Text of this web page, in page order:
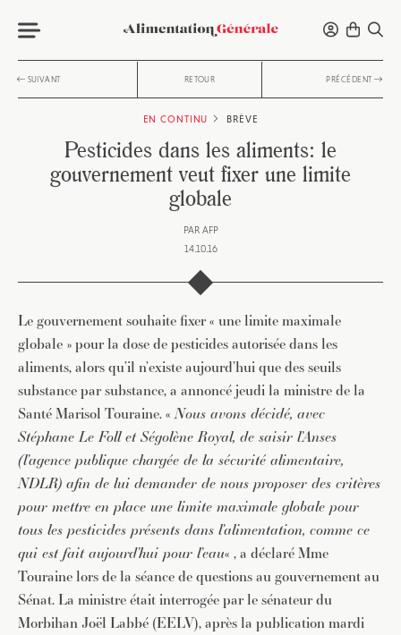
SUIVANT RETOUR PRÉCÉDENT
EN CONTINU BRÈVE
Pesticides dans les aliments: le
gouvernement veut fixer une limite
globale
PAR AFP
14.10.16
Le gouvernement souhaite fixer « une limite maximale
globale » pour la dose de pesticides autorisée dans les
aliments, alors qu’il n’existe aujourd’hui que des seuils
substance par substance, a annoncé jeudi la ministre de la
Santé Marisol Touraine. «Nous avons décidé, avec
Stéphane Le Foll et Ségolène Royal, de saisir l’Anses
(l’agence publique chargée de la sécurité alimentaire,
NDLR) afin de lui demander de nous proposer des critères
pour mettre en place une limite maximale globale pour
tous les pesticides présents dans l’alimentation, comme ce
qui est fait aujourd’hui pour l’eau« , a déclaré Mme
Touraine lors de la séance de questions au gouvernement au
Sénat. La ministre était interrogée par le sénateur du
Morbihan Joël Labbé (EELV), après la publication mardi